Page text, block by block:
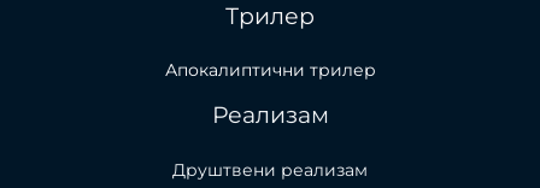
Трилер
Апокалиптични трилер
Реализам
Друштвени реализам